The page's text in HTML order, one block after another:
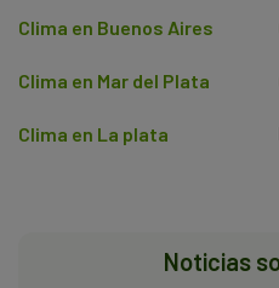
Clima en Buenos Aires
Clima en Mar del Plata
Clima en La plata
Noticias